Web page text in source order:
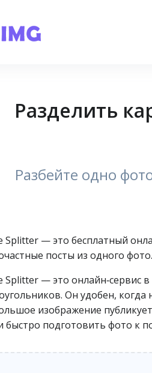
Разделить
Разбейте одно
Splitter — это бесплатный
посты из одного фото.
Splitter — это онлайн‑сервис
Он удобен,
изображение
быстро подготовить фото к